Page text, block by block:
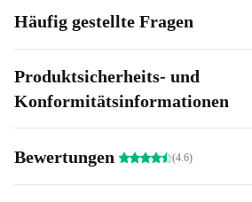
Häufig gestellte Fragen
Produktsicherheits- und
Konformitätsinformationen
Bewertungen (4.6)